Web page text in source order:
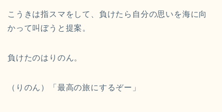
こうきは指スマをして、負けたら自分の思いを海に向
かって叫ぼうと提案。
負けたのはりのん。
（りのん）「最高の旅にするぞー」